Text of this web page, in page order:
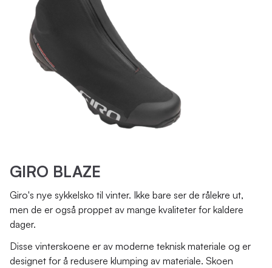
GIRO BLAZE
Giro's nye sykkelsko til vinter. Ikke bare ser de rålekre ut,
men de er også proppet av mange kvaliteter for kaldere
dager.
Disse vinterskoene er av moderne teknisk materiale og er
designet for å redusere klumping av materiale. Skoen